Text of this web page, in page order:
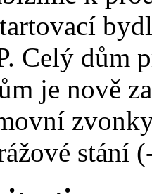
Celý dům
je nově
stání